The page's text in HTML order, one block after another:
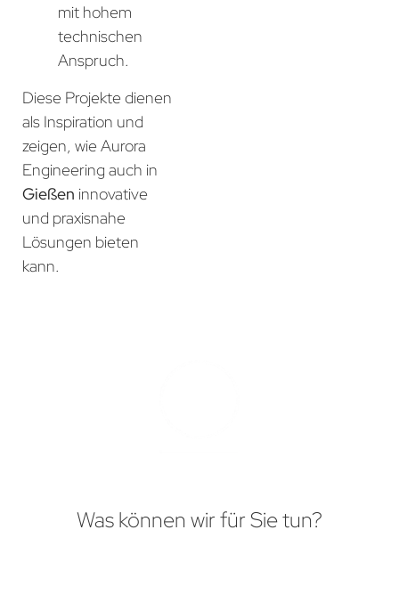
mit hohem
technischen
Anspruch.
Diese Projekte dienen
als Inspiration und
zeigen, wie Aurora
Engineering auch in
Gießen innovative
und praxisnahe
Lösungen bieten
kann.
Was können wir für Sie tun?